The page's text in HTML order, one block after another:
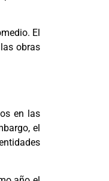
El
obras
en las
el